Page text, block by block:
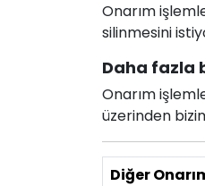
Onarım
silinmesini
Daha fazla
Onarım
üzerinden
Diğer